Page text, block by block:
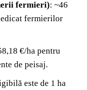
fermieri): ~46
fermierilor
€/ha pentru
de peisaj.
este de 1 ha